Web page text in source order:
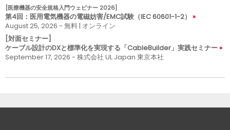
[医療機器の安全規格入門ウェビナー 2026]
第4回：医用電気機器の電磁妨害/EMC試験（IEC 60601-1-2）
August 25, 2026 - 無料 | オンライン
[対面セミナー]
ケーブル設計のDXと標準化を実現する「CableBuilder」実践セミナー
September 17, 2026 - 株式会社 UL Japan 東京本社